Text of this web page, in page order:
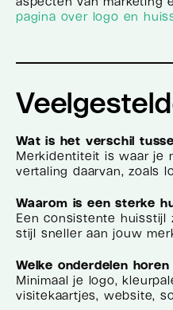
pagina over logo en
Wat is het verschil
Merkidentiteit is waar je
vertaling daarvan, zoals
Waarom is een sterke
Een consistente huisstijl
stijl sneller aan jouw
Welke onderdelen
Minimaal je logo,
visitekaartjes, website,